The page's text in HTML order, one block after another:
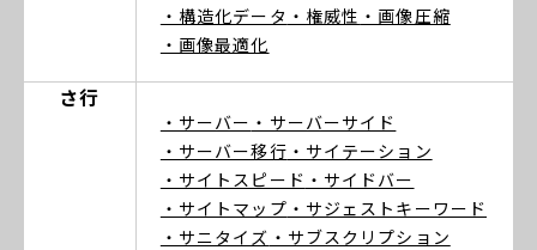
・構造化データ ・権威性 ・画像圧縮
・画像最適化
さ行
・サーバー ・サーバーサイド
・サーバー移行 ・サイテーション
・サイトスピード ・サイドバー
・サイトマップ ・サジェストキーワード
・サニタイズ ・サブスクリプション